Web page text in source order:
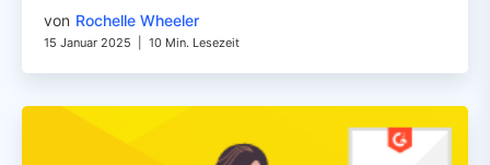
von Rochelle Wheeler
15 Januar 2025 10 Min. Lesezeit